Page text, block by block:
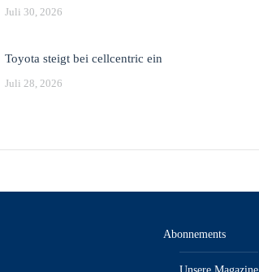
Juli 30, 2026
Toyota steigt bei cellcentric ein
Juli 28, 2026
Abonnements